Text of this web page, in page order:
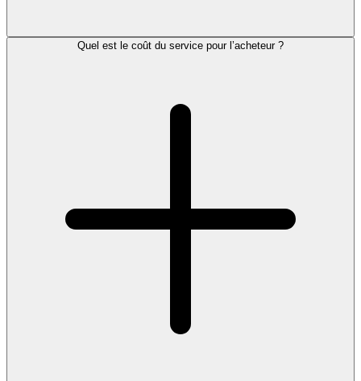
Quel est le coût du service pour l’acheteur ?